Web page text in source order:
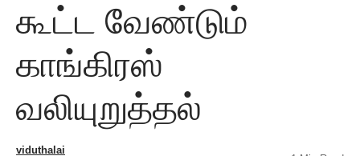
கூட்ட வேண்டும்
காங்கிரஸ்
வலியுறுத்தல்
viduthalai